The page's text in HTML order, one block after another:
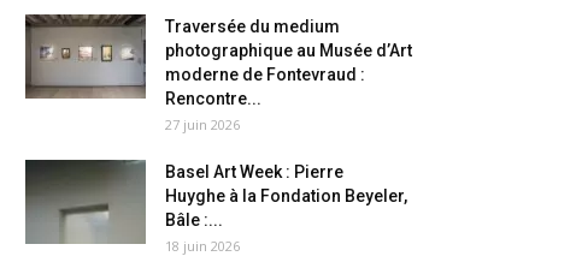
Traversée du medium
photographique au Musée d’Art
moderne de Fontevraud :
Rencontre...
27 juin 2026
Basel Art Week : Pierre
Huyghe à la Fondation Beyeler,
Bâle :...
18 juin 2026